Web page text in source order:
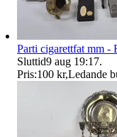
Parti cigarettfat mm -
Sluttid9 aug 19:17.
Pris:100 kr,Ledande